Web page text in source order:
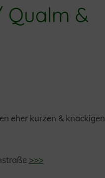
&
eher kurzen & knackigen
>>>